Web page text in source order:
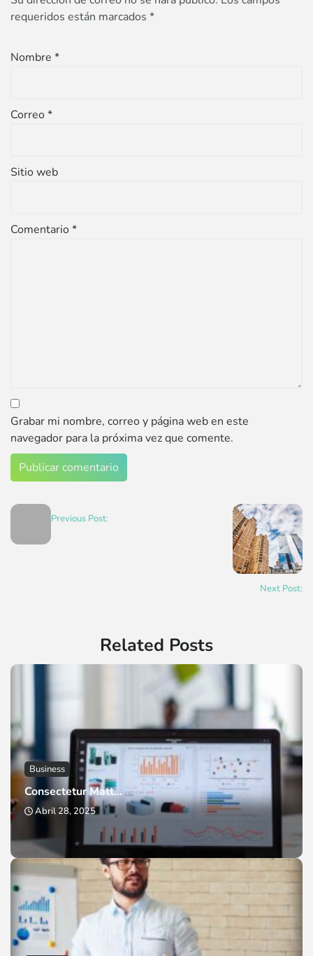
requeridos están marcados *
Nombre *
Correo*
Sitio web
Comentario*
Grabar mi nombre, correo y página web en este
navegador para la próxima vez que comente.
Previous Post:
Next Post:
Related Posts
Business
Consectetur Matt...
Abril 28, 2025